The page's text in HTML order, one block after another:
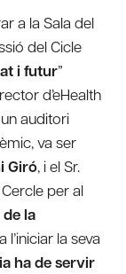
a la Sala del
del Cicle
i futur”
d’eHealth
auditori
va ser
Giró, i el Sr.
per al
la
l’iniciar la seva
ha de servir